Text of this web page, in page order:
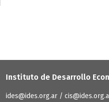
Instituto de Desarrollo
ides@ides.org.ar /